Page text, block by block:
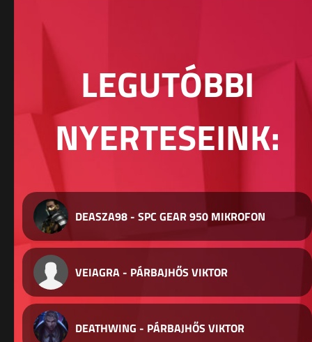
LEGUTÓBBI
NYERTESEINK:
DEASZA98 - SPC GEAR 950 MIKROFON
VEIAGRA - PÁRBAJHŐS VIKTOR
DEATHWING - PÁRBAJHŐS VIKTOR